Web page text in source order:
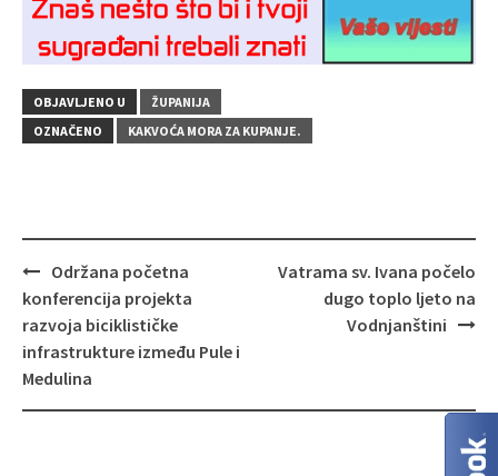
OBJAVLJENO U
ŽUPANIJA
OZNAČENO
KAKVOĆA MORA ZA KUPANJE.
Navigacija
objava
Održana početna
konferencija projekta
razvoja biciklističke
infrastrukture između Pule i
Medulina
Vatrama sv. Ivana počelo
dugo toplo ljeto na
Vodnjanštini